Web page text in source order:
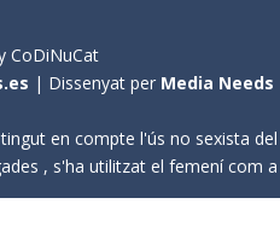
CoDiNuCat
| Dissenyat per Media Needs
en compte l'ús no sexista
, s'ha utilitzat el femení com